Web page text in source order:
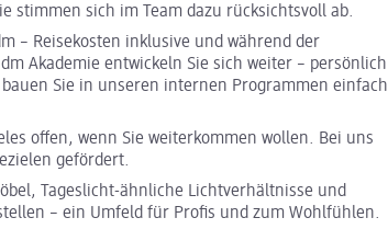
stimmen sich im Team dazu rücksichtsvoll ab.
– Reisekosten inklusive und während der
Akademie entwickeln Sie sich weiter – persönlich
Sie in unseren internen Programmen einfach
offen, wenn Sie weiterkommen wollen. Bei uns
gefördert.
Tageslicht-ähnliche Lichtverhältnisse und
– ein Umfeld für Profis und zum Wohlfühlen.